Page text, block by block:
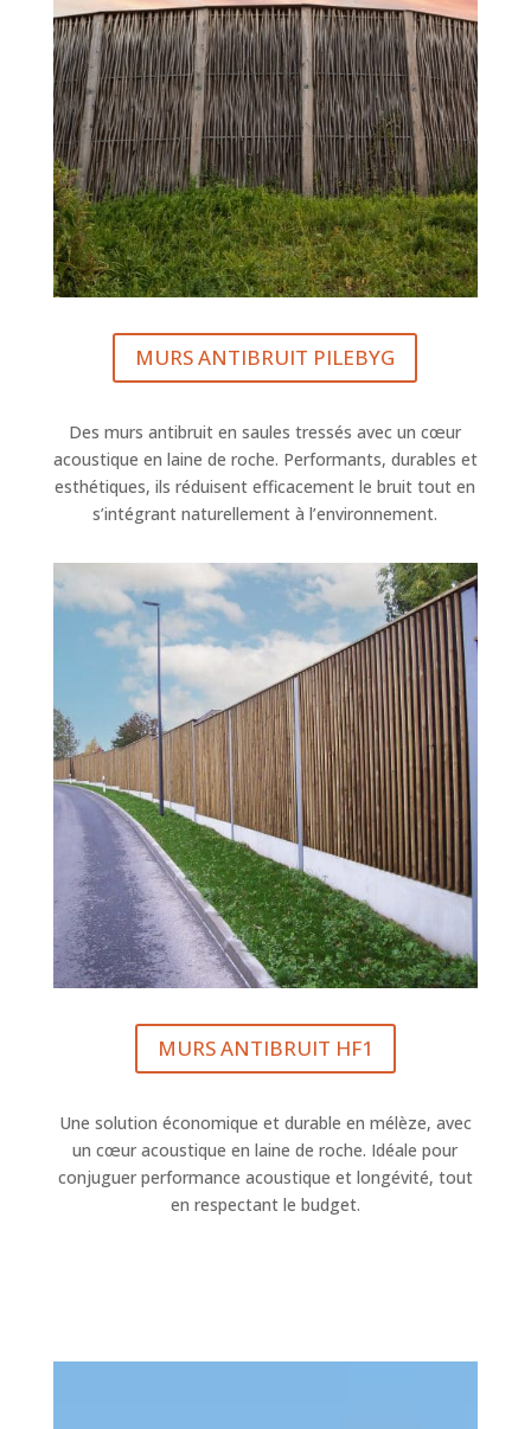
MURS ANTIBRUIT PILEBYG
Des murs antibruit en saules tressés avec un cœur
acoustique en laine de roche. Performants, durables et
esthétiques, ils réduisent efficacement le bruit tout en
s’intégrant naturellement à l’environnement.
MURS ANTIBRUIT HF1
Une solution économique et durable en mélèze, avec
un cœur acoustique en laine de roche. Idéale pour
conjuguer performance acoustique et longévité, tout
en respectant le budget.